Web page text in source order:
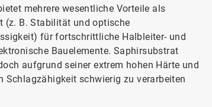
mehrere wesentliche Vorteile als
(z. B. Stabilität und optische
für fortschrittliche Halbleiter- und
Bauelemente. Saphirsubstrat
aufgrund seiner extrem hohen Härte und
Schlagzähigkeit schwierig zu verarbeiten